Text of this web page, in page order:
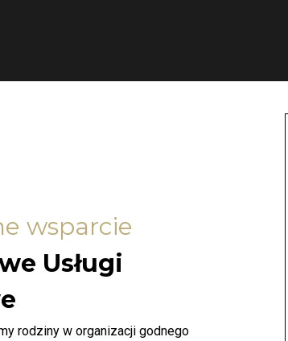
wsparcie
Usługi
rodziny w organizacji godnego